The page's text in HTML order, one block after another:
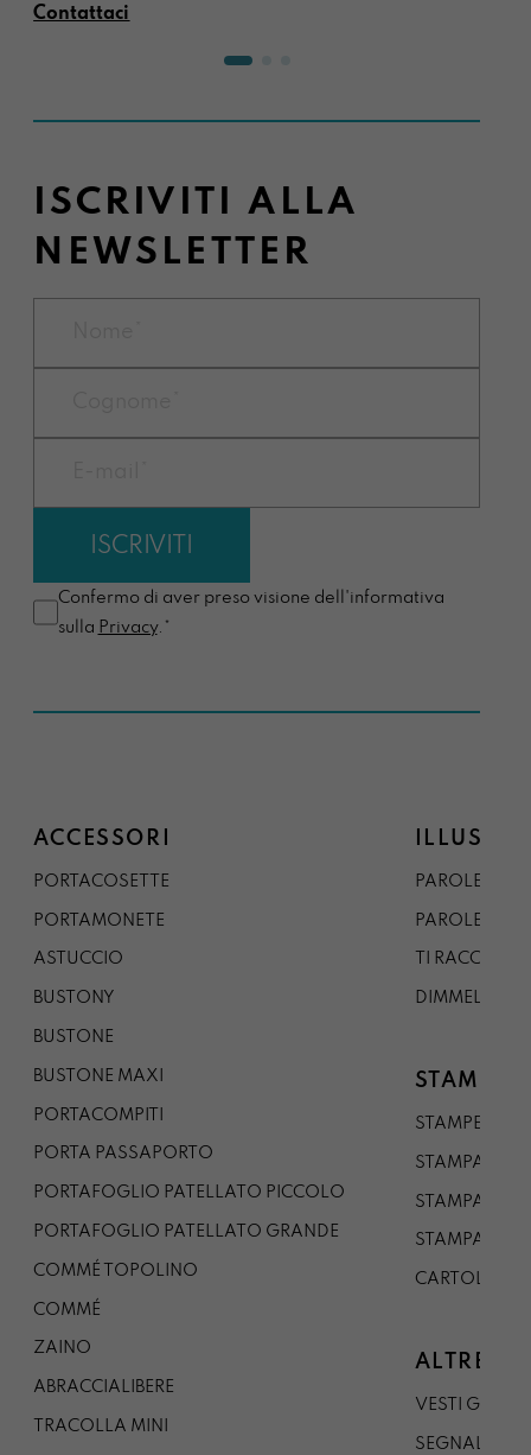
Contattaci
ISCRIVITI ALLA
NEWSLETTER
Confermo di aver preso visione dell'informativa
sulla Privacy.*
ACCESSORI
PORTACOSETTE
PORTAMONETE
ASTUCCIO
BUSTONY
BUSTONE
BUSTONE MAXI
PORTACOMPITI
PORTA PASSAPORTO
PORTAFOGLIO PATELLATO PICCOLO
PORTAFOGLIO PATELLATO GRANDE
COMMÉ TOPOLINO
COMMÉ
ZAINO
ABRACCIALIBERE
TRACOLLA MINI
PAROLE DAL
PAROLE DA
TI
DIMMELO
STAMPE
STAMPE A5
STAMPA A3
STAMPA A1
STAMPA A0
CARTOLINA
ALTRE
VESTI
SEGNALIBRO